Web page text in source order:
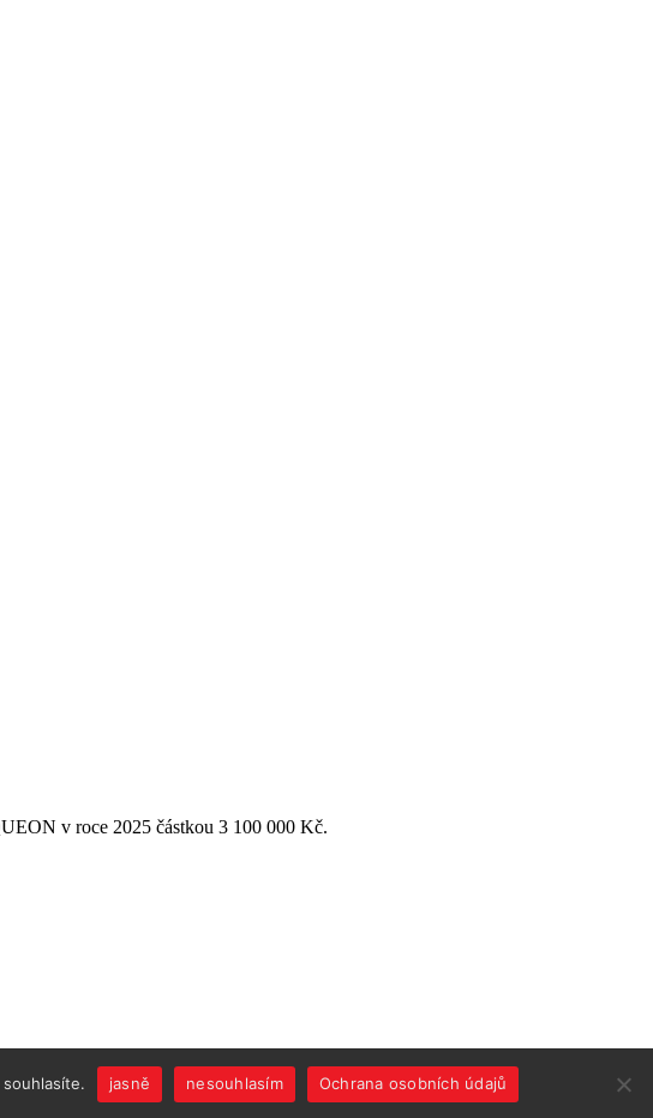
v roce 2025 částkou 3 100 000 Kč.
jasně nesouhlasím Ochrana osobních údajů